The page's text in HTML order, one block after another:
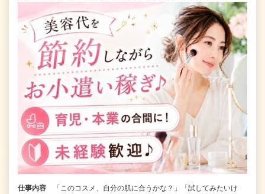
仕事内容
「このコスメ、自分の肌に合うかな？」「試してみたいけ